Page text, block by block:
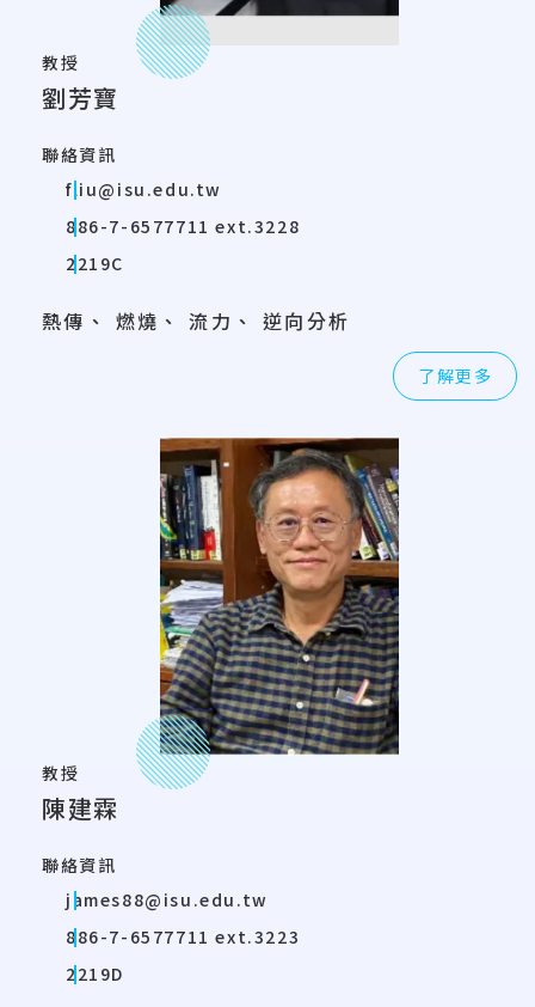
教授
劉芳寶
聯絡資訊
fliu@isu.edu.tw
886-7-6577711 ext.3228
2219C
熱傳、 燃燒、 流力、 逆向分析
了解更多
教授
陳建霖
聯絡資訊
james88@isu.edu.tw
886-7-6577711 ext.3223
2219D